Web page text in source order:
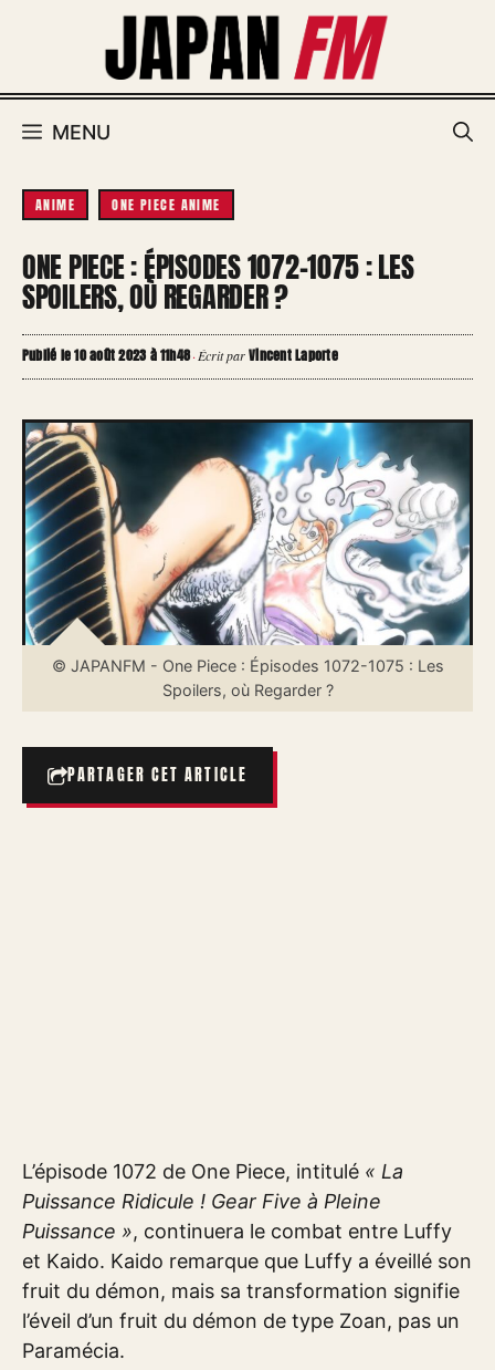
MENU
ANIME ONE PIECE ANIME
ONE PIECE : ÉPISODES 1072-1075 : LES
SPOILERS, OÙ REGARDER ?
Publié le 10 août 2023 à 11h48·Écrit parVincent Laporte
© JAPANFM - One Piece : Épisodes 1072-1075 : Les
Spoilers, où Regarder ?
PARTAGER CET ARTICLE
L’épisode 1072 de One Piece, intitulé « La
Puissance Ridicule ! Gear Five à Pleine
Puissance », continuera le combat entre Luffy
et Kaido. Kaido remarque que Luffy a éveillé son
fruit du démon, mais sa transformation signifie
l’éveil d’un fruit du démon de type Zoan, pas un
Paramécia.